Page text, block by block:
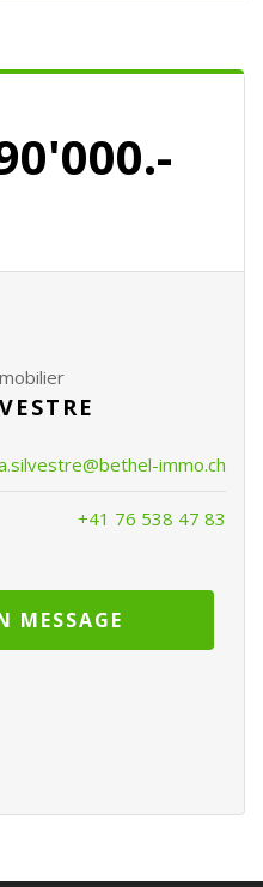
immo.ch
+41 76 538 47 83
MESSAGE